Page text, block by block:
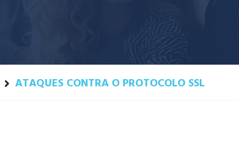
ATAQUES CONTRA O PROTOCOLO SSL